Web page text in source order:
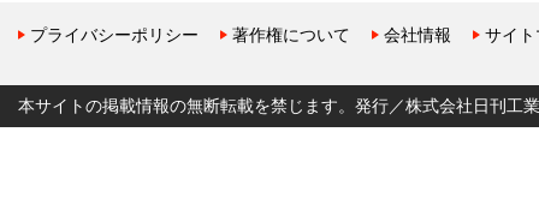
プライバシーポリシー 著作権について 会社情報 サイ
本サイトの掲載情報の無断転載を禁じます。発行／株式会社日刊